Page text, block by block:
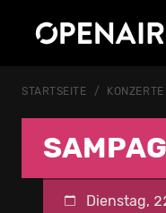
STARTSEITE KONZERTE
Dienstag,